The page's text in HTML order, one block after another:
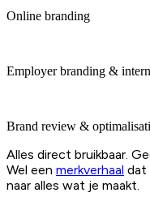
Online branding
Employer branding &
Brand review &
Alles direct bruikbaar.
Wel een merkverhaal dat
naar alles wat je maakt.